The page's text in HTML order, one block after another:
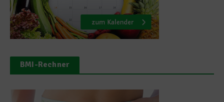
BMI-Rechner